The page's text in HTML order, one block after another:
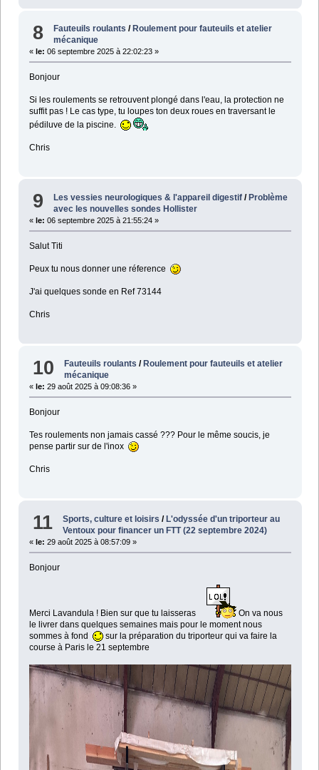
8 Fauteuils roulants / Roulement pour fauteuils et atelier
mécanique
« le: 06 septembre 2025 à 22:02:23 »
Bonjour
Si les roulements se retrouvent plongé dans l'eau, la protection ne
suffit pas ! Le cas type, tu loupes ton deux roues en traversant le
pédiluve de la piscine.
Chris
9 Les vessies neurologiques & l'appareil digestif /Problème
avec les nouvelles sondes Hollister
« le: 06 septembre 2025 à 21:55:24 »
Salut Titi
Peux tu nous donner une réference
J'ai quelques sonde en Ref 73144
Chris
10 Fauteuils roulants / Roulement pour fauteuils et atelier
mécanique
« le: 29 août 2025 à 09:08:36 »
Bonjour
Tes roulements non jamais cassé ??? Pour le même soucis, je
pense partir sur de l'inox
Chris
11 Sports, culture et loisirs /L'odyssée d'un triporteur au
Ventoux pour financer un FTT (22 septembre 2024)
« le: 29 août 2025 à 08:57:09 »
Bonjour
Merci Lavandula ! Bien sur que tu laisseras
On va nous
le livrer dans quelques semaines mais pour le moment nous
sommes à fond
sur la préparation du triporteur qui va faire la
course à Paris le 21 septembre